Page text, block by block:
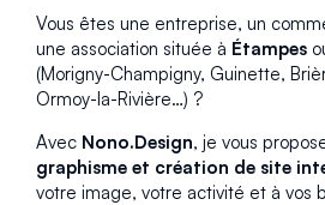
Vous êtes une entreprise, un
une association située à Étampes
(Morigny-Champigny, Guinette,
Ormoy-la-Rivière…) ?
Avec Nono.Design, je vous
graphisme et création de site
votre image, votre activité et à vos